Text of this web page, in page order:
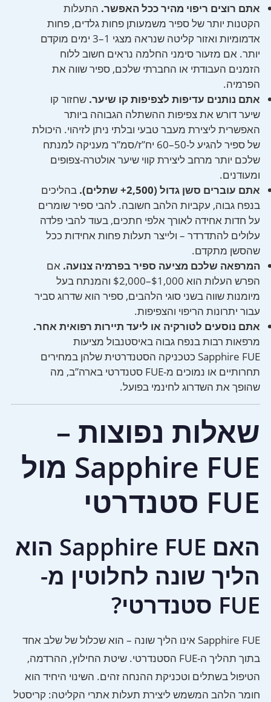
אתם רוצים ריפוי מהיר ככל האפשר. התעלות
הקטנות יותר של ספיר משמעותן פחות גלדים, פחות
אדמומיות ואזור קליטה שנראה מצגי 1–3 ימים מוקדם
יותר. אם מזעור סימני החלמה נראים חשוב ללוח
הזמנים העבודתי או החברתי שלכם, ספיר שווה את
הפרמיה.
אתם נותנים עדיפות לצפיפות קו שיער. שחזור קו
שיער דורש את צפיפות ההשתלה הגבוהה ביותר
האפשרית ליצירת מעבר טבעי ובלתי ניתן לזיהוי. היכולת
של ספיר להגיע ל-50–60 יח”ז/סמ”ר מעניקה למנתח
שלכם יותר מרחב ליצירת קווי שיער אולטרה-צפופים
ומעודנים.
אתם עוברים סשן גדול (2,500+ שתלים).
בהליכים
בנפח גבוה, עקביות הלהב חשובה. להבי ספיר שומרים
על חדות אחידה לאורך אלפי חתכים, בעוד להבי פלדה
עלולים להתדרדר – ולייצר תעלות פחות אחידות ככל
שהסשן מתקדם.
המרפאה שלכם מציעה ספיר בפרמיה צנועה. אם
הפרש העלות הוא $1,000–$2,000 והמנתח בעל
מיומנות שווה בשני סוגי הלהבים, ספיר הוא שדרוג סביר
עבור יתרונות הריפוי והצפיפות.
אתם נוסעים לטורקיה או ליעד תיירות רפואית אחר.
מרפאות רבות בנפח גבוה באיסטנבול מציעות
Sapphire FUE כטכניקה הסטנדרטית שלהן במחירים
תחרותיים או נמוכים מ-FUE סטנדרטי בארה”ב, מה
שהופך את השדרוג לחינמי בפועל.
שאלות נפוצות –
Sapphire FUE מול
FUE סטנדרטי
האם Sapphire FUE הוא
הליך שונה לחלוטין מ-
FUE סטנדרטי?
Sapphire FUE אינו הליך שונה – הוא שכלול של שלב אחד
בתוך תהליך ה-FUE הסטנדרטי. שיטת החילוץ, ההרדמה,
הטיפול בשתלים וטכניקת ההנחה זהים. השינוי היחיד הוא
חומר הלהב המשמש ליצירת תעלות אתרי הקליטה: קריסטל